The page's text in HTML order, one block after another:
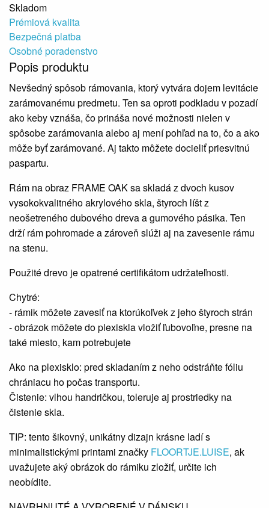
Skladom
Prémiová kvalita
Bezpečná platba
Osobné poradenstvo
Popis produktu
Nevšedný spôsob rámovania, ktorý vytvára dojem levitácie
zarámovanému predmetu. Ten sa oproti podkladu v pozadí
ako keby vznáša, čo prináša nové možnosti nielen v
spôsobe zarámovania alebo aj mení pohľad na to, čo a ako
môže byť zarámované. Aj takto môžete docieliť priesvitnú
paspartu.
Rám na obraz FRAME OAK sa skladá z dvoch kusov
vysokokvalitného akrylového skla, štyroch líšt z
neošetreného dubového dreva a gumového pásika. Ten
drží rám pohromade a zároveň slúži aj na zavesenie rámu
na stenu.
Použité drevo je opatrené certifikátom udržateľnosti.
Chytré:
- rámik môžete zavesiť na ktorúkoľvek z jeho štyroch strán
- obrázok môžete do plexiskla vložiť ľubovoľne, presne na
také miesto, kam potrebujete
Ako na plexisklo: pred skladaním z neho odstráňte fóliu
chrániacu ho počas transportu.
Čistenie: vlhou handričkou, toleruje aj prostriedky na
čistenie skla.
TIP: tento šikovný, unikátny dizajn krásne ladí s
minimalistickými printami značky FLOORTJE.LUISE, ak
uvažujete aký obrázok do rámiku zložiť, určite ich
neobídite.